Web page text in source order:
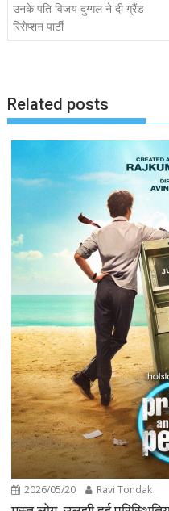
navigation
उनके पति विजय दुग्गल ने दी ग्रैंड
रिसेप्शन पार्टी
Related posts
2026/05/20 Ravi Tondak